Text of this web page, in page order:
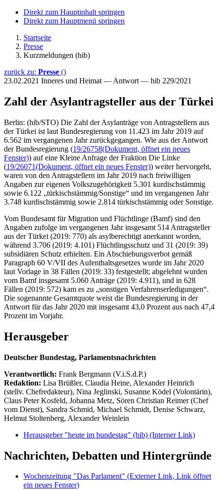
Direkt zum Hauptinhalt springen
Direkt zum Hauptmenü springen
Startseite
Presse
Kurzmeldungen (hib)
zurück zu: Presse ()
23.02.2021 Inneres und Heimat — Antwort — hib 229/2021
Zahl der Asylantragsteller aus der Türkei
Berlin: (hib/STO) Die Zahl der Asylanträge von Antragstellern aus
der Türkei ist laut Bundesregierung von 11.423 im Jahr 2019 auf
6.562 im vergangenen Jahr zurückgegangen. Wie aus der Antwort
der Bundesregierung (19/26758(Dokument, öffnet ein neues
Fenster)) auf eine Kleine Anfrage der Fraktion Die Linke
(19/26071(Dokument, öffnet ein neues Fenster)) weiter hervorgeht,
waren von den Antragstellern im Jahr 2019 nach freiwilligen
Angaben zur eigenen Volkszugehörigkeit 5.301 kurdischstämmig
sowie 6.122 „türkischstämmig/Sonstige“ und im vergangenen Jahr
3.748 kurdischstämmig sowie 2.814 türkischstämmig oder Sonstige.
Vom Bundesamt für Migration und Flüchtlinge (Bamf) sind den
Angaben zufolge im vergangenen Jahr insgesamt 514 Antragsteller
aus der Türkei (2019: 770) als asylberechtigt anerkannt worden,
während 3.706 (2019: 4.101) Flüchtlingsschutz und 31 (2019: 39)
subsidiären Schutz erhielten. Ein Abschiebungsverbot gemäß
Paragraph 60 V/VII des Aufenthaltsgesetzes wurde im Jahr 2020
laut Vorlage in 38 Fällen (2019: 33) festgestellt; abgelehnt wurden
vom Bamf insgesamt 5.060 Anträge (2019: 4.911), und in 628
Fällen (2019: 572) kam es zu „sonstigen Verfahrenserledigungen“.
Die sogenannte Gesamtquote weist die Bundesregierung in der
Antwort für das Jahr 2020 mit insgesamt 43,0 Prozent aus nach 47,4
Prozent im Vorjahr.
Herausgeber
Deutscher Bundestag, Parlamentsnachrichten
Verantwortlich: Frank Bergmann (V.i.S.d.P.)
Redaktion: Lisa Brüßler, Claudia Heine, Alexander Heinrich
(stellv. Chefredakteur), Nina Jeglinski, Susanne Ködel (Volontärin),
Claus Peter Kosfeld, Johanna Metz, Sören Christian Reimer (Chef
vom Dienst), Sandra Schmid, Michael Schmidt, Denise Schwarz,
Helmut Stoltenberg, Alexander Weinlein
Herausgeber "heute im bundestag" (hib) (Interner Link)
Nachrichten, Debatten und Hintergründe
Wochenzeitung "Das Parlament" (Externer Link, Link öffnet
ein neues Fenster)